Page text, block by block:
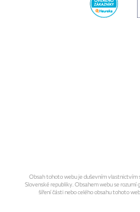
Obsah tohoto webu je duševním vlastnictvím
Slovenské republiky. Obsahem webu se
šíření části nebo celého obsahu tohoto